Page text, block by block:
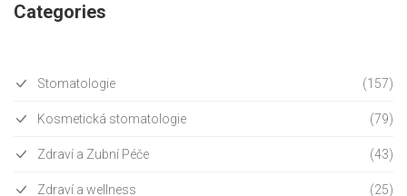
Categories
Stomatologie (157)
Kosmetická stomatologie (79)
Zdraví a Zubní Péče (43)
Zdraví a wellness (25)